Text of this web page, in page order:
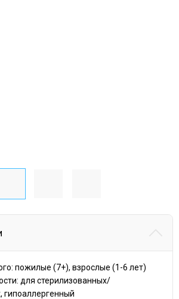
пожилые (7+), взрослые (1-6 лет)
для стерилизованных/
гипоаллергенный